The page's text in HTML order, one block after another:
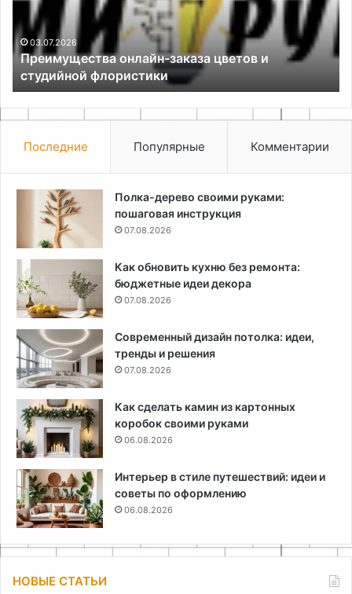
студийной
флористики
03.07.2026
Преимущества онлайн-заказа цветов и
студийной флористики
Последние Популярные Комментарии
Полка-дерево своими руками:
пошаговая инструкция
07.08.2026
Как обновить кухню без ремонта:
бюджетные идеи декора
07.08.2026
Современный дизайн потолка: идеи,
тренды и решения
07.08.2026
Как сделать камин из картонных
коробок своими руками
06.08.2026
Интерьер в стиле путешествий: идеи и
советы по оформлению
06.08.2026
НОВЫЕ СТАТЬИ